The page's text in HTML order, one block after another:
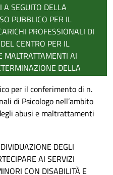
A SEGUITO DELLA
PUBBLICO PER IL
PROFESSIONALI DI
CENTRO PER IL
MALTRATTAMENTI AI
DELLA
per il conferimento di n.
di Psicologo nell’ambito
abusi e maltrattamenti
DEGLI
AI SERVIZI
CON DISABILITÀ E